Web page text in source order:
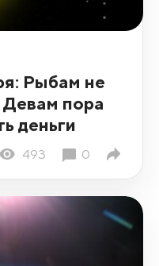
Рыбам не
Девам пора
деньги
493 0